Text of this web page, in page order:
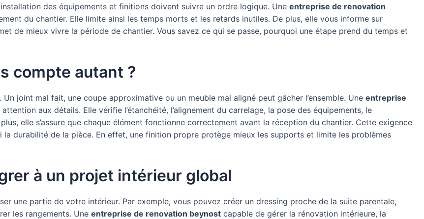
des équipements et finitions doivent suivre un ordre logique. Une entreprise de renovation
du chantier. Elle limite ainsi les temps morts et les retards inutiles. De plus, elle vous informe sur
de mieux vivre la période de chantier. Vous savez ce qui se passe, pourquoi une étape prend du temps et
compte autant ?
joint mal fait, une coupe approximative ou un meuble mal aligné peut gâcher l’ensemble. Une entreprise
aux détails. Elle vérifie l’étanchéité, l’alignement du carrelage, la pose des équipements, le
elle s’assure que chaque élément fonctionne correctement avant la réception du chantier. Cette exigence
durabilité de la pièce. En effet, une finition propre protège mieux les supports et limite les problèmes
à un projet intérieur global
une partie de votre intérieur. Par exemple, vous pouvez créer un dressing proche de la suite parentale,
les rangements. Une entreprise de renovation beynost capable de gérer la rénovation intérieure, la